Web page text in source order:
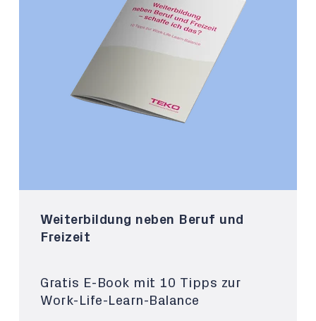
Weiterbildung neben Beruf und
Freizeit
Gratis E-Book mit 10 Tipps zur
Work-Life-Learn-Balance